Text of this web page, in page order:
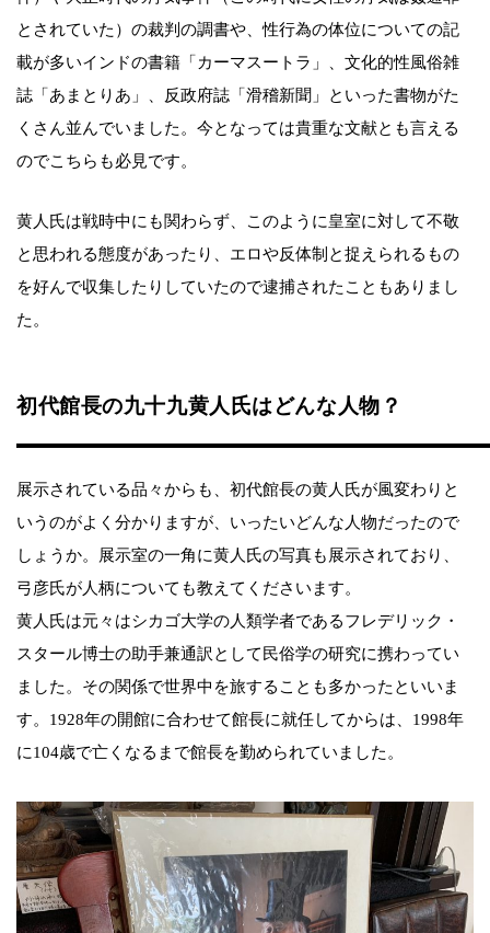
とされていた）の裁判の調書や、性行為の体位についての記
載が多いインドの書籍「カーマスートラ」、文化的性風俗雑
誌「あまとりあ」、反政府誌「滑稽新聞」といった書物がた
くさん並んでいました。今となっては貴重な文献とも言える
のでこちらも必見です。
黄人氏は戦時中にも関わらず、このように皇室に対して不敬
と思われる態度があったり、エロや反体制と捉えられるもの
を好んで収集したりしていたので逮捕されたこともありまし
た。
初代館長の九十九黄人氏はどんな人物？
展示されている品々からも、初代館長の黄人氏が風変わりと
いうのがよく分かりますが、いったいどんな人物だったので
しょうか。展示室の一角に黄人氏の写真も展示されており、
弓彦氏が人柄についても教えてくださいます。
黄人氏は元々はシカゴ大学の人類学者であるフレデリック・
スタール博士の助手兼通訳として民俗学の研究に携わってい
ました。その関係で世界中を旅することも多かったといいま
す。1928年の開館に合わせて館長に就任してからは、1998年
に104歳で亡くなるまで館長を勤められていました。